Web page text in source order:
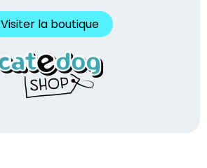
Visiter la boutique